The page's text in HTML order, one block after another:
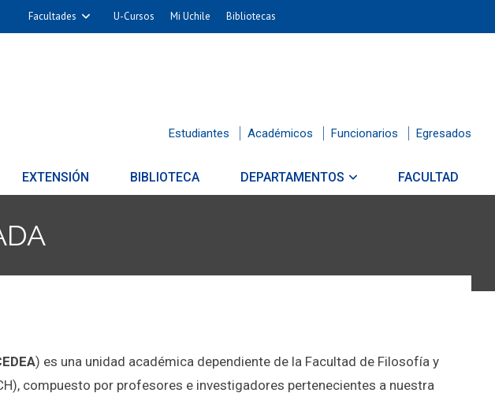
Facultades U-Cursos Mi Uchile Bibliotecas
Estudiantes Académicos Funcionarios Egresados
EXTENSIÓN BIBLIOTECA DEPARTAMENTOS FACULTAD
) es una unidad académica dependiente de la Facultad de Filosofía y
compuesto por profesores e investigadores pertenecientes a nuestra